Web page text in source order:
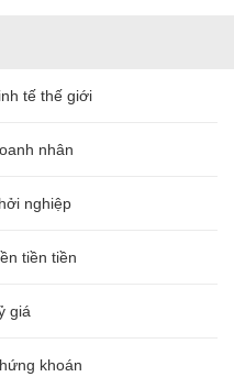
tế thế giới
nhân
nghiệp
tiền tiền
giá
khoán